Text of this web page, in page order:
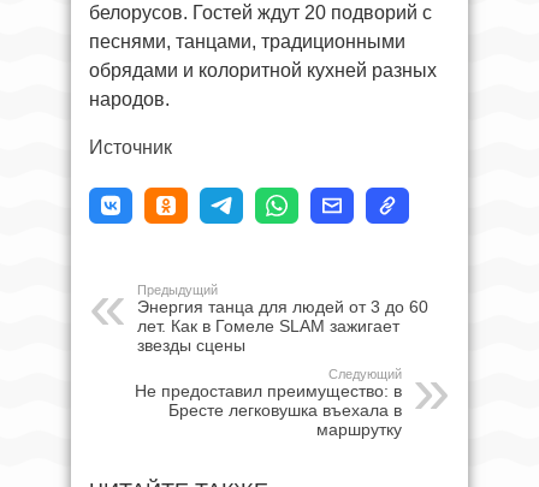
белорусов. Гостей ждут 20 подворий с
песнями, танцами, традиционными
обрядами и колоритной кухней разных
народов.
Источник
Предыдущий
Энергия танца для людей от 3 до 60
лет. Как в Гомеле SLAM зажигает
звезды сцены
Следующий
Не предоставил преимущество: в
Бресте легковушка въехала в
маршрутку